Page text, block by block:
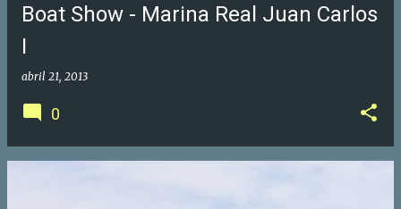
Boat Show - Marina Real Juan Carlos
I
abril 21, 2013
0